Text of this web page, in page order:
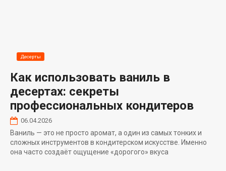
Десерты
Как использовать ваниль в
десертах: секреты
профессиональных кондитеров
06.04.2026
Ваниль — это не просто аромат, а один из самых тонких и
сложных инструментов в кондитерском искусстве. Именно
она часто создаёт ощущение «дорогого» вкуса